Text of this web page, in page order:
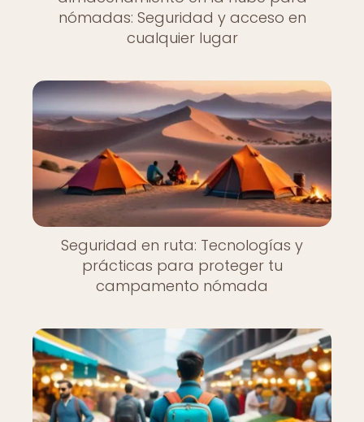
nómadas: Seguridad y acceso en
cualquier lugar
Seguridad en ruta: Tecnologías y
prácticas para proteger tu
campamento nómada